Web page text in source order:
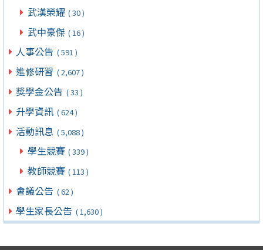
武漢榮耀 ( 30 )
武中豪傑 ( 16 )
人事公告 ( 591 )
進修研習 ( 2,607 )
獎學金公告 ( 33 )
升學資訊 ( 624 )
活動訊息 ( 5,088 )
學生競賽 ( 339 )
教師競賽 ( 113 )
會議公告 ( 62 )
學生家長公告 ( 1,630 )